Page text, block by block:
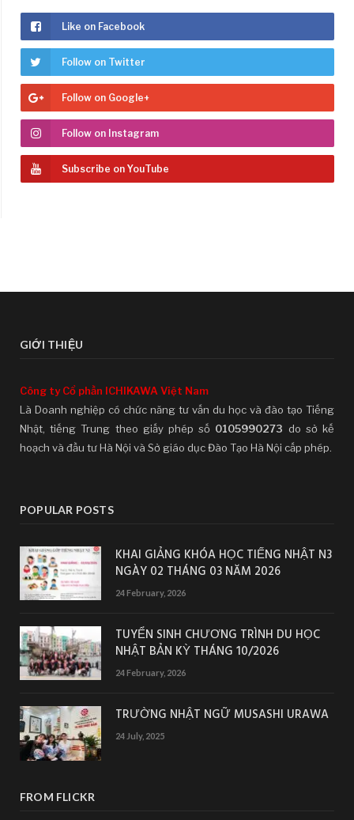
Like on Facebook
Follow on Twitter
Follow on Google+
Follow on Instagram
Subscribe on YouTube
GIỚI THIỆU
Công ty Cổ phần ICHIKAWA Việt Nam
Là Doanh nghiệp có chức năng tư vấn du học và đào tạo Tiếng
Nhật, tiếng Trung theo giấy phép số 0105990273 do sở kế
hoạch và đầu tư Hà Nội và Sở giáo dục Đào Tạo Hà Nội cấp phép.
POPULAR POSTS
KHAI GIẢNG KHÓA HỌC TIẾNG NHẬT N3
NGÀY 02 THÁNG 03 NĂM 2026
24 February, 2026
TUYỂN SINH CHƯƠNG TRÌNH DU HỌC
NHẬT BẢN KỲ THÁNG 10/2026
24 February, 2026
TRƯỜNG NHẬT NGỮ MUSASHI URAWA
24 July, 2025
FROM FLICKR